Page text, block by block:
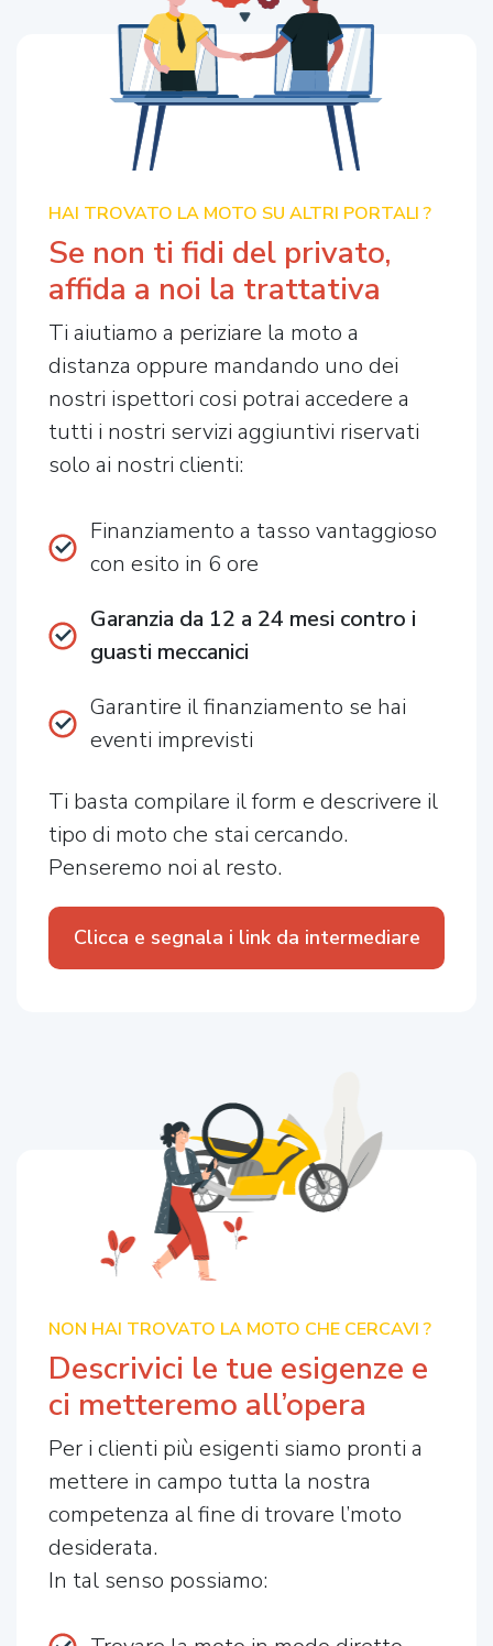
HAI TROVATO LA MOTO SU ALTRI PORTALI ?
Se non ti fidi del privato,
affida a noi la trattativa
Ti aiutiamo a periziare la moto a
distanza oppure mandando uno dei
nostri ispettori cosi potrai accedere a
tutti i nostri servizi aggiuntivi riservati
solo ai nostri clienti:
Finanziamento a tasso vantaggioso
con esito in 6 ore
Garanzia da 12 a 24 mesi contro i
guasti meccanici
Garantire il finanziamento se hai
eventi imprevisti
Ti basta compilare il form e descrivere il
tipo di moto che stai cercando.
Penseremo noi al resto.
Clicca e segnala i link da intermediare
NON HAI TROVATO LA MOTO CHE CERCAVI ?
Descrivici le tue esigenze e
ci metteremo all’opera
Per i clienti più esigenti siamo pronti a
mettere in campo tutta la nostra
competenza al fine di trovare l’moto
desiderata.
In tal senso possiamo: